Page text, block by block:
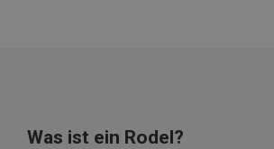
Was ist ein Rodel?